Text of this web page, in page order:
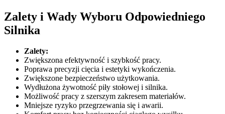
Zalety i Wady Wyboru Odpowiedniego
Silnika
Zalety:
Zwiększona efektywność i szybkość pracy.
Poprawa precyzji cięcia i estetyki wykończenia.
Zwiększone bezpieczeństwo użytkowania.
Wydłużona żywotność piły stołowej i silnika.
Możliwość pracy z szerszym zakresem materiałów.
Mniejsze ryzyko przegrzewania się i awarii.